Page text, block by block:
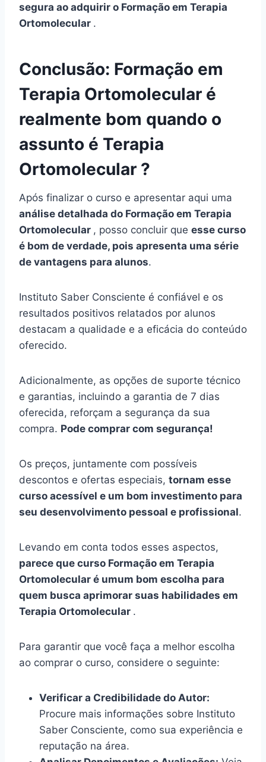
segura ao adquirir o Formação em Terapia
Ortomolecular .
Conclusão: Formação em
Terapia Ortomolecular é
realmente bom quando o
assunto é Terapia
Ortomolecular ?
Após finalizar o curso e apresentar aqui uma
análise detalhada do Formação em Terapia
Ortomolecular , posso concluir que esse curso
é bom de verdade, pois apresenta uma série
de vantagens para alunos.
Instituto Saber Consciente é confiável e os
resultados positivos relatados por alunos
destacam a qualidade e a eficácia do conteúdo
oferecido.
Adicionalmente, as opções de suporte técnico
e garantias, incluindo a garantia de 7 dias
oferecida, reforçam a segurança da sua
compra. Pode comprar com segurança!
Os preços, juntamente com possíveis
descontos e ofertas especiais, tornam esse
curso acessível e um bom investimento para
seu desenvolvimento pessoal e profissional.
Levando em conta todos esses aspectos,
parece que curso Formação em Terapia
Ortomolecular é umum bom escolha para
quem busca aprimorar suas habilidades em
Terapia Ortomolecular .
Para garantir que você faça a melhor escolha
ao comprar o curso, considere o seguinte:
Verificar a Credibilidade do Autor:
Procure mais informações sobre Instituto
Saber Consciente, como sua experiência e
reputação na área.